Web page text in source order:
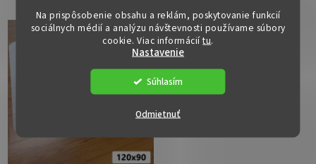
Na prispôsobenie obsahu a reklám, poskytovanie funkcií
sociálnych médií a analýzu návštevnosti používame súbory
cookie. Viac informáciítu.
Nastavenie
Odmietnuť
Súhlasím